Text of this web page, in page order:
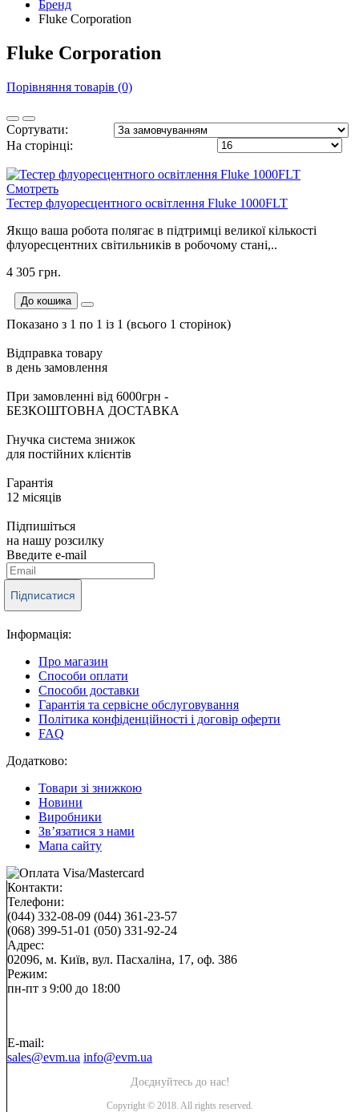
Бренд
Fluke Corporation
Fluke Corporation
Порівняння товарів (0)
Сортувати:
На сторінці:
Cмотреть
Тестер флуоресцентного освітлення Fluke 1000FLT
Якщо ваша робота полягає в підтримці великої кількості
флуоресцентних світильників в робочому стані,..
4 305 грн.
До кошика
Показано з 1 по 1 із 1 (всього 1 сторінок)
Відправка товару
в день замовлення
При замовленні від 6000грн -
БЕЗКОШТОВНА ДОСТАВКА
Гнучка система знижок
для постійних клієнтів
Гарантія
12 місяців
Підпишіться
на нашу розсилку
Введите e-mail
Підписатися
Інформація:
Про магазин
Способи оплати
Способи доставки
Гарантія та сервісне обслуговування
Політика конфіденційності і договір оферти
FAQ
Додатково:
Товари зі знижкою
Новини
Виробники
Зв’язатися з нами
Мапа сайту
Контакти:
Телефони:
(044) 332-08-09 (044) 361-23-57
(068) 399-51-01 (050) 331-92-24
Адрес:
02096, м. Київ, вул. Пасхаліна, 17, оф. 386
Режим:
пн-пт з 9:00 до 18:00
E-mail:
sales@evm.ua info@evm.ua
Доєднуйтесь до нас!
Copyright © 2018. All rights reserved.